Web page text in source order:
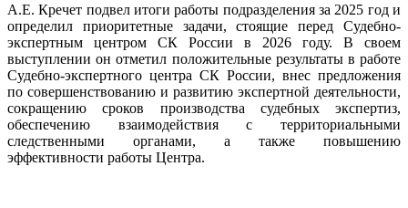
А.Е. Кречет подвел итоги работы подразделения за 2025 год и
определил приоритетные задачи, стоящие перед Судебно-
экспертным центром СК России в 2026 году. В своем
выступлении он отметил положительные результаты в работе
Судебно-экспертного центра СК России, внес предложения
по совершенствованию и развитию экспертной деятельности,
сокращению сроков производства судебных экспертиз,
обеспечению взаимодействия с территориальными
следственными органами, а также повышению
эффективности работы Центра.